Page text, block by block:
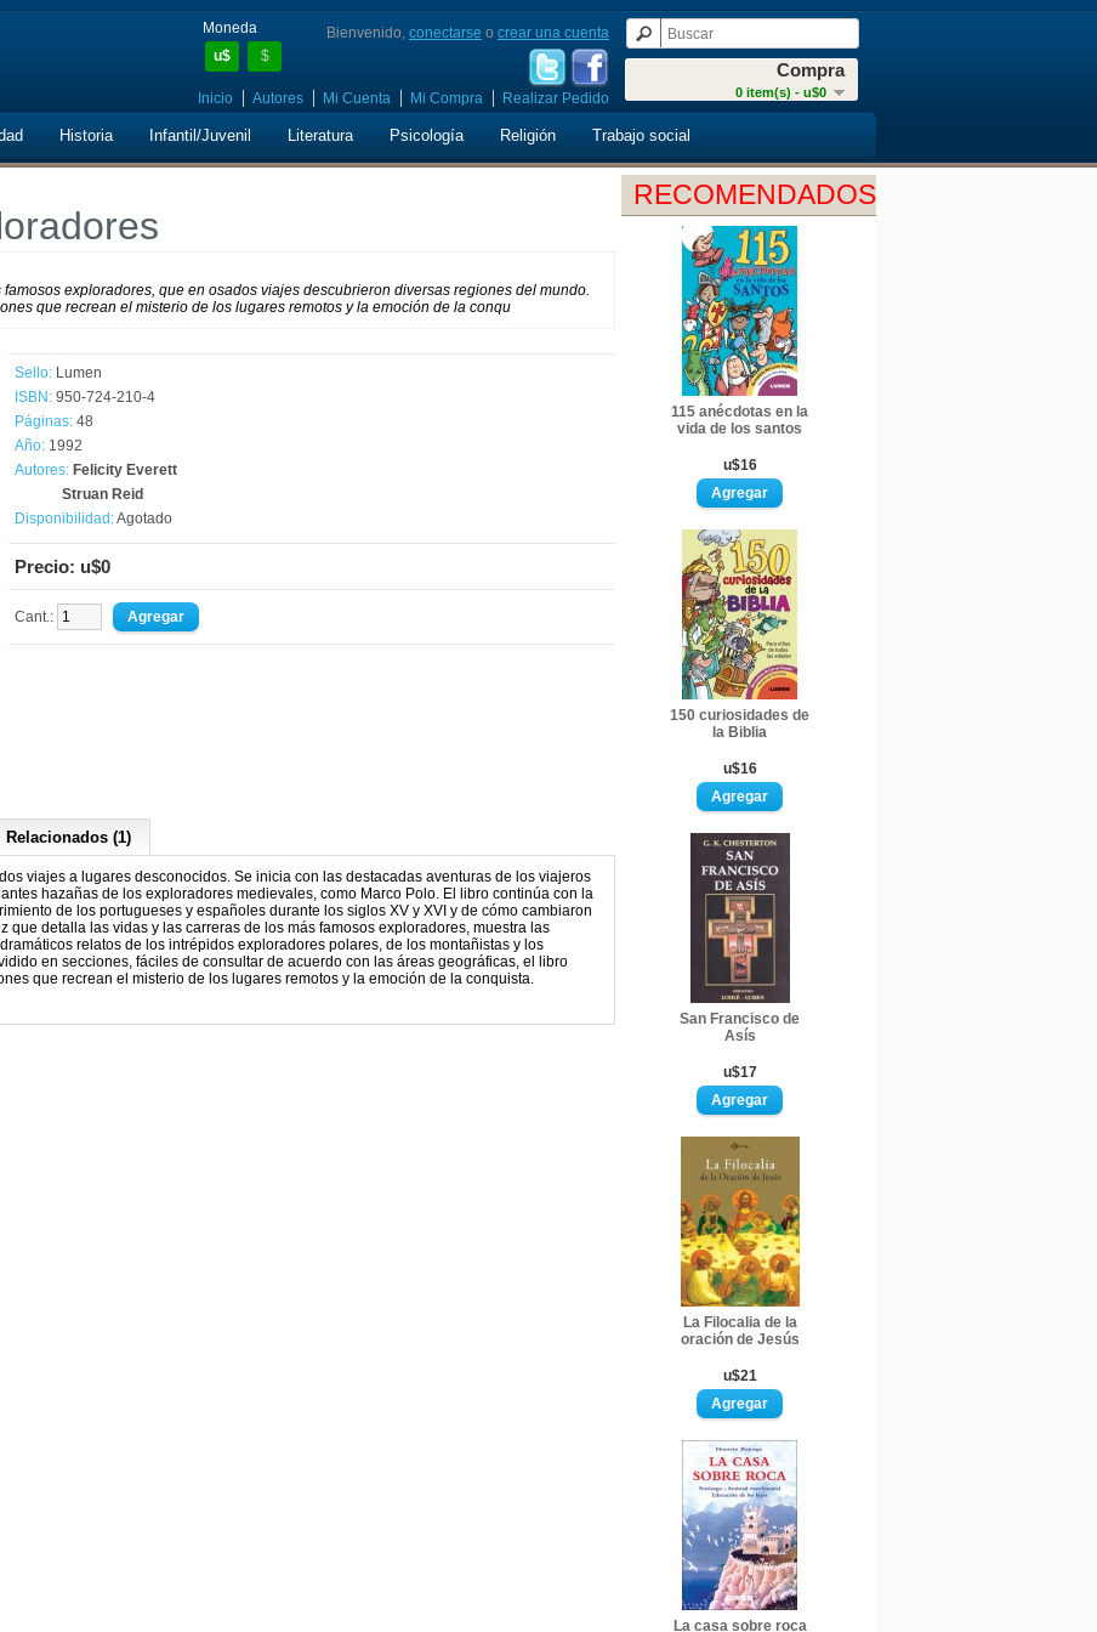
Moneda
u$
$
Compra
0 item(s) - u$0
Bienvenido, conectarse o crear una cuenta
Inicio Autores Mi Cuenta Mi Compra Realizar Pedido
Historia Infantil/Juvenil Literatura Psicología Religión Trabajo social
RECOMENDADOS
115 anécdotas en la
vida de los santos
u$16
150 curiosidades de
la Biblia
u$16
San Francisco de
Asís
u$17
La Filocalia de la
oración de Jesús
u$21
La casa sobre roca
exploradores, que en osados viajes descubrieron diversas regiones del mundo.
que recrean el misterio de los lugares remotos y la emoción de la conqu
Sello: Lumen
ISBN: 950-724-210-4
Páginas: 48
Año: 1992
Autores: Felicity Everett
Struan Reid
Disponibilidad:Agotado
Precio: u$0
Cant.:
Relacionados (1)
viajes a lugares desconocidos. Se inicia con las destacadas aventuras de los viajeros
hazañas de los exploradores medievales, como Marco Polo. El libro continúa con la
de los portugueses y españoles durante los siglos XV y XVI y de cómo cambiaron
que detalla las vidas y las carreras de los más famosos exploradores, muestra las
relatos de los intrépidos exploradores polares, de los montañistas y los
en secciones, fáciles de consultar de acuerdo con las áreas geográficas, el libro
que recrean el misterio de los lugares remotos y la emoción de la conquista.